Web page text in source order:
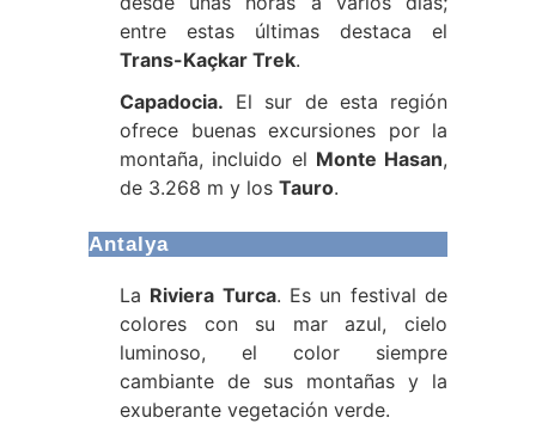
entre estas últimas destaca el
Trans-Kaçkar Trek.
Capadocia. El sur de esta región
ofrece buenas excursiones por la
montaña, incluido el Monte Hasan,
de 3.268 m y los Tauro.
Antalya
La Riviera Turca. Es un festival de
colores con su mar azul, cielo
luminoso, el color siempre
cambiante de sus montañas y la
exuberante vegetación verde.